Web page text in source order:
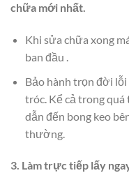
chữa mới nhất.
Khi sửa chữa xong
ban đầu .
Bảo hành trọn đời lỗi
tróc. Kể cả trong
dẫn đến bong keo
thường.
3. Làm trực tiếp lấy